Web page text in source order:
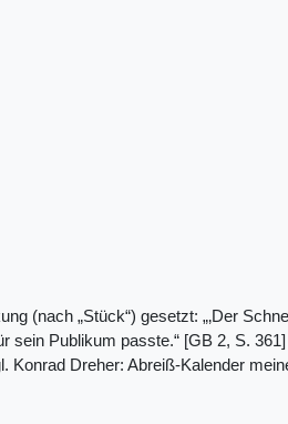
(nach „Stück“) gesetzt: „‚Der
sein Publikum passte.“ [GB 2, S.
Konrad Dreher: Abreiß-Kalender